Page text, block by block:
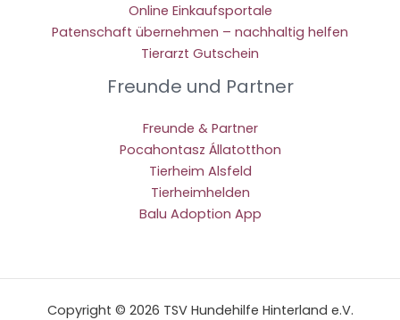
Online Einkaufsportale
Patenschaft übernehmen – nachhaltig helfen
Tierarzt Gutschein
Freunde und Partner
Freunde & Partner
Pocahontasz Állatotthon
Tierheim Alsfeld
Tierheimhelden
Balu Adoption App
Copyright © 2026 TSV Hundehilfe Hinterland e.V.